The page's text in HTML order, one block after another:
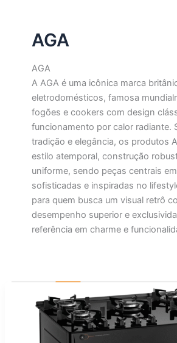
AGA
AGA
A AGA é uma icônica marca
eletrodomésticos, famosa
fogões e cookers com design
funcionamento por calor radiante.
tradição e elegância, os produtos
estilo atemporal, construção
uniforme, sendo peças centrais
sofisticadas e inspiradas no
para quem busca um visual retrô
desempenho superior e
referência em charme e